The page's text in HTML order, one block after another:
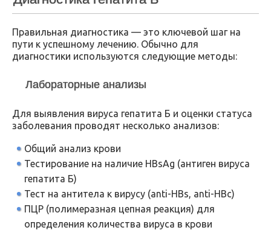
Правильная диагностика — это ключевой шаг на
пути к успешному лечению. Обычно для
диагностики используются следующие методы:
Лабораторные анализы
Для выявления вируса гепатита Б и оценки статуса
заболевания проводят несколько анализов:
Общий анализ крови
Тестирование на наличие HBsAg (антиген вируса
гепатита Б)
Тест на антитела к вирусу (anti-HBs, anti-HBc)
ПЦР (полимеразная цепная реакция) для
определения количества вируса в крови